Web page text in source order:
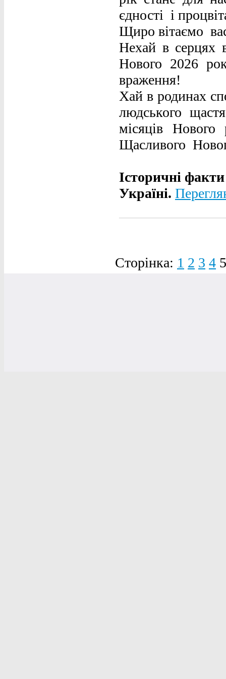
єдності і
Щиро вітаємо
Нехай в серцях
Нового 2026
враження!
Хай в родинах
людського
місяців
Щасливого
Історичні
Україні.
Сторінка: 1 2 3 4 5